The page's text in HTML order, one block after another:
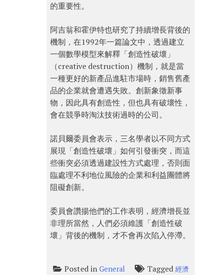
的重要性。
阿吉翁和霍伊特也研究了持續增長背後的
機制，在1992年一篇論文中，透過建立
一個數學模型來解釋「創造性破壞」
（creative destruction）機制，就是當
一種更好的新產品進駐市場時，銷售舊產
品的企業就會遭遇失敗。創新象徵新事
物，因此具有創造性，但也具有破壞性，
會在競爭時淘汰技術過時的公司。
諾貝爾委員會表示，三名學者以不同方式
展現「創造性破壞」如何引發衝突，而這
些衝突必須透過建設性方式處理，否則面
臨處理不利地位風險的企業和利益團體將
阻礙創新。
委員會讚揚他們的工作表明，經濟增長並
非理所當然，人們必須維護「創造性破
壞」背後的機制，才不會再次陷入停滯。
Posted in General Tagged 經濟